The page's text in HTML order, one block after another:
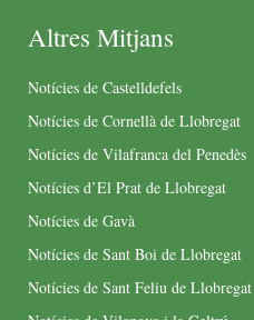
Altres Mitjans
Notícies de Castelldefels
Notícies de Cornellà de Llobregat
Notícies de Vilafranca del Penedès
Notícies d’El Prat de Llobregat
Notícies de Gavà
Notícies de Sant Boi de Llobregat
Notícies de Sant Feliu de Llobregat